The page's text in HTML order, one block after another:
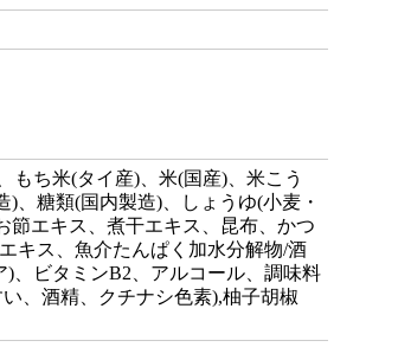
もち米(タイ産)、米(国産)、米こう
、糖類(国内製造)、しょうゆ(小麦・
節エキス、煮干エキス、昆布、かつ
キス、魚介たんぱく加水分解物/酒
、ビタミンB2、アルコール、調味料
、酒精、クチナシ色素),柚子胡椒